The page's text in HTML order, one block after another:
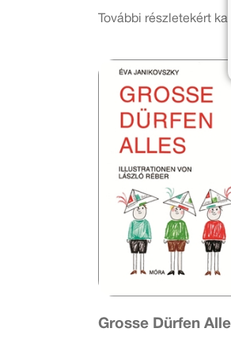
További részletekért
Grosse